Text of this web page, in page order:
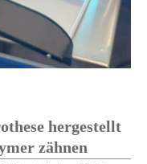
hergestellt
zähnen